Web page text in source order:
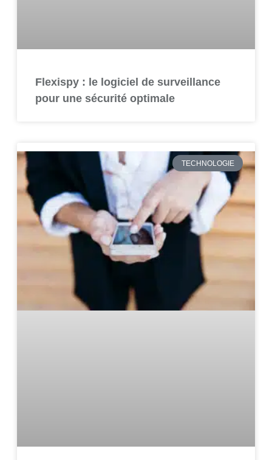
Flexispy : le logiciel de surveillance
pour une sécurité optimale
TECHNOLOGIE